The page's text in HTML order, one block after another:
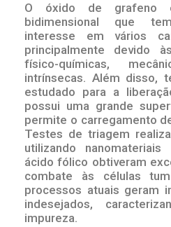
O óxido de grafeno
bidimensional que
interesse em vários
principalmente devido
físico-químicas,
intrínsecas. Além disso,
estudado para a
possui uma grande
permite o carregamento
Testes de triagem
utilizando nanomateriais
ácido fólico obtiveram
combate às células
processos atuais geram
indesejados,
impureza.